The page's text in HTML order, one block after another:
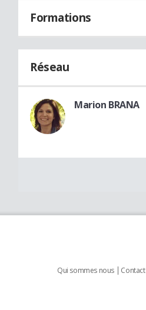
Formations
Réseau
Marion BRANA
Qui sommes nous Contact